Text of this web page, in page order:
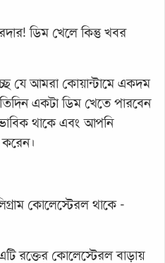
ডিম খেলে কিন্তু খবর
যে আমরা কোয়ান্টামে একদম
একটা ডিম খেতে পারবেন
থাকে এবং আপনি
করেন।
কোলেস্টেরল থাকে -
এটি রক্তের কোলেস্টেরল বাড়ায়